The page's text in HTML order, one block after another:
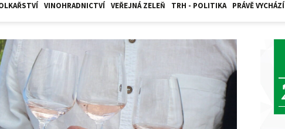
VINOHRADNICTVÍ VEŘEJNÁ ZELEŇ TRH - POLITIKA PRÁVĚ VYCHÁZÍ